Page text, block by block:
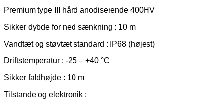
Premium type III hård anodiserende 400HV
Sikker dybde for ned sænkning : 10 m
Vandtæt og støvtæt standard : IP68 (højest)
Driftstemperatur : -25 – +40 °C
Sikker faldhøjde : 10 m
Tilstande og elektronik :